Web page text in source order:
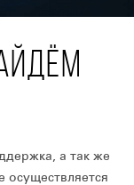
а так же
осуществляется